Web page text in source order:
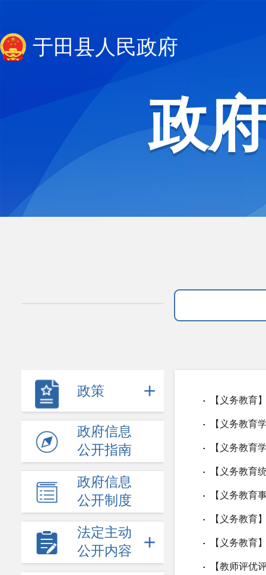
于田县人民政府
政
政策
政府信息
公开指南
政府信息
公开制度
法定主动
公开内容
▪ 【义务教育
▪ 【义务教育
▪ 【义务教育
▪ 【义务教育
▪ 【义务教育
▪ 【义务教育
▪ 【义务教育
▪ 【教师评优